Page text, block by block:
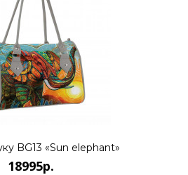
КУПИТЬBG13 «Sun elephant»
18995р.